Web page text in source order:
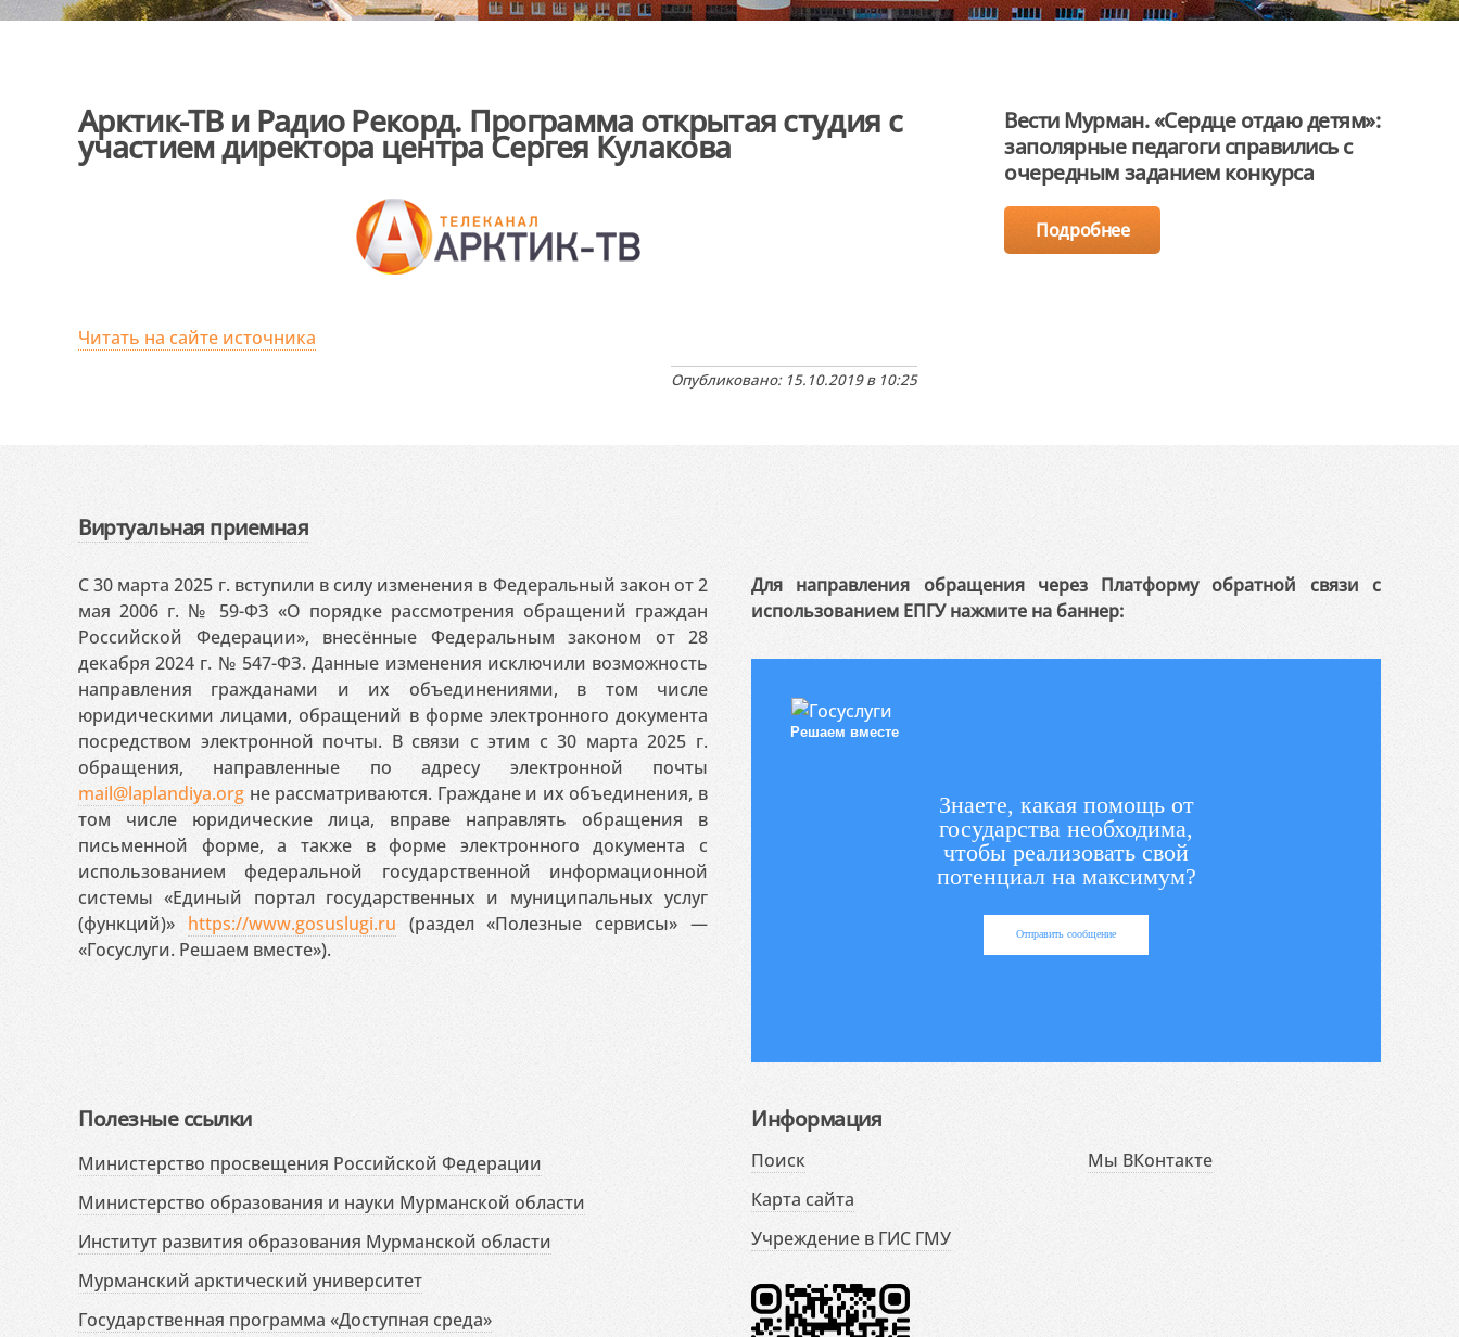
Арктик-ТВ и Радио Рекорд. Программа открытая студия с
участием директора центра Сергея Кулакова
Читать на сайте источника
Опубликовано: 15.10.2019 в 10:25
Вести Мурман. «Сердце отдаю детям»:
заполярные педагоги справились с
очередным заданием конкурса
Подробнее
Виртуальная приемная
С 30 марта 2025 г. вступили в силу изменения в Федеральный закон от 2
мая 2006 г. № 59-ФЗ «О порядке рассмотрения обращений граждан
Российской Федерации», внесённые Федеральным законом от 28
декабря 2024 г. № 547-ФЗ. Данные изменения исключили возможность
направления гражданами и их объединениями, в том числе
юридическими лицами, обращений в форме электронного документа
посредством электронной почты. В связи с этим с 30 марта 2025 г.
обращения, направленные по адресу электронной почты
mail@laplandiya.org не рассматриваются. Граждане и их объединения, в
том числе юридические лица, вправе направлять обращения в
письменной форме, а также в форме электронного документа с
использованием федеральной государственной информационной
системы «Единый портал государственных и муниципальных услуг
(функций)» https://www.gosuslugi.ru (раздел «Полезные сервисы» —
«Госуслуги. Решаем вместе»).
Для направления обращения через Платформу обратной связи с
использованием ЕПГУ нажмите на баннер:
Решаем вместе
Знаете, какая помощь от
государства необходима,
чтобы реализовать свой
потенциал на максимум?
Отправить сообщение
Полезные ссылки
Министерство просвещения Российской Федерации
Министерство образования и науки Мурманской области
Институт развития образования Мурманской области
Мурманский арктический университет
Государственная программа «Доступная среда»
Информация
Поиск
Карта сайта
Учреждение в ГИС ГМУ
Мы ВКонтакте